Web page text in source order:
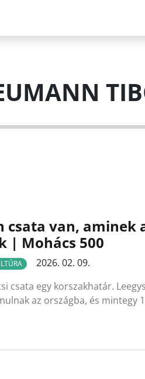
csata van,
| Mohács 500
2026. 02. 09.
csata egy korszakhatár.
az országba, és mintegy